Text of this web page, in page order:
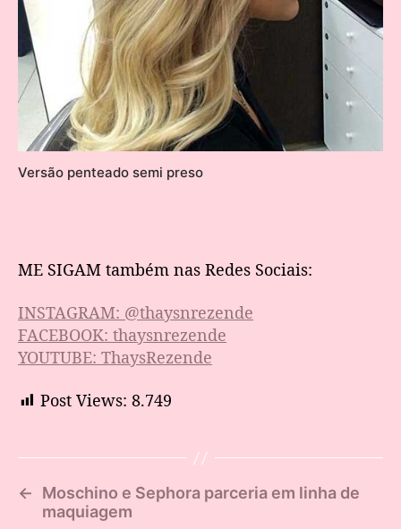
Versão penteado semi preso
ME SIGAM também nas Redes Sociais:
INSTAGRAM: @thaysnrezende
FACEBOOK: thaysnrezende
YOUTUBE: ThaysRezende
Post Views: 8.749
←
Moschino e Sephora parceria em linha de
maquiagem